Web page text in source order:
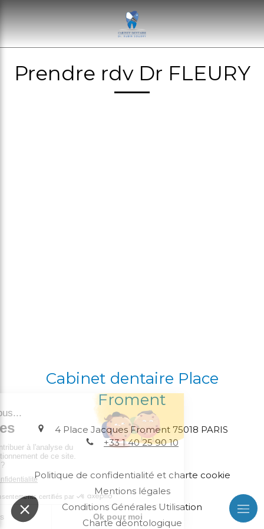
Prendre rdv Dr FLEURY
Cabinet dentaire Place
Froment
4 Place Jacques Froment 75018 PARIS
+33 1 40 25 90 10
Politique de confidentialité et charte cookie
Mentions légales
Conditions Générales Utilisation
Charte déontologique